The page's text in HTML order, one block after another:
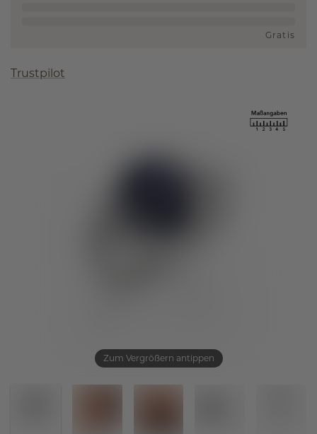
Zum Vergrößern antippen
Gratis
Trustpilot